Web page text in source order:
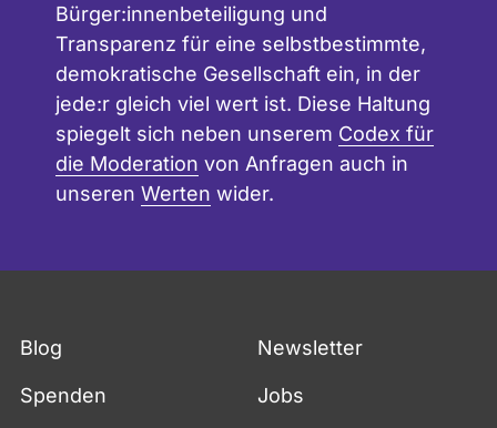
Bürger:innenbeteiligung und
Transparenz für eine selbstbestimmte,
demokratische Gesellschaft ein, in der
jede:r gleich viel wert ist. Diese Haltung
spiegelt sich neben unserem Codex für
die Moderation von Anfragen auch in
unseren Werten wider.
Blog Newsletter
Spenden Jobs